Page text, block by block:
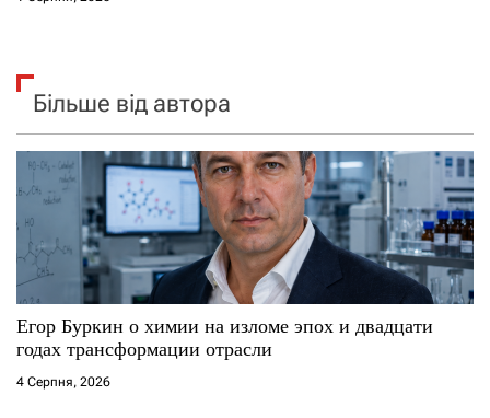
Більше від автора
Егор Буркин о химии на изломе эпох и двадцати
годах трансформации отрасли
4 Серпня, 2026